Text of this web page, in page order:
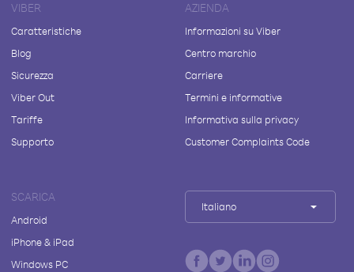
VIBER
Caratteristiche
Blog
Sicurezza
Viber Out
Tariffe
Supporto
AZIENDA
Informazioni su Viber
Centro marchio
Carriere
Termini e informative
Informativa sulla privacy
Customer Complaints Code
SCARICA
Android
iPhone & iPad
Windows PC
Italiano